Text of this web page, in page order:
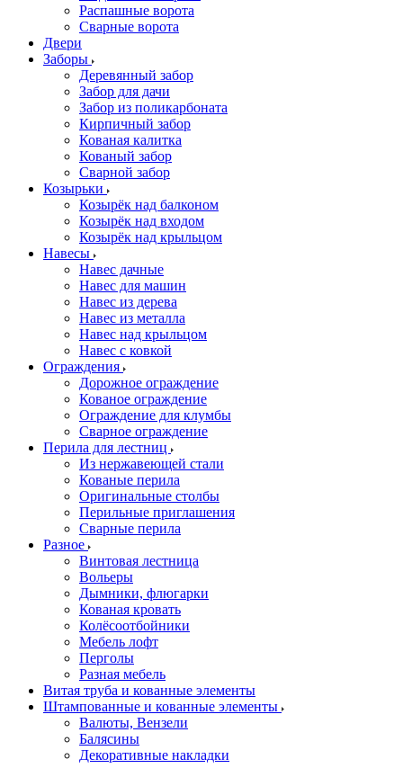
Распашные ворота
Сварные ворота
Двери
Заборы
Деревянный забор
Забор для дачи
Забор из поликарбоната
Кирпичный забор
Кованая калитка
Кованый забор
Сварной забор
Козырьки
Козырёк над балконом
Козырёк над входом
Козырёк над крыльцом
Навесы
Навес дачные
Навес для машин
Навес из дерева
Навес из металла
Навес над крыльцом
Навес с ковкой
Ограждения
Дорожное ограждение
Кованое ограждение
Ограждение для клумбы
Сварное ограждение
Перила для лестниц
Из нержавеющей стали
Кованые перила
Оригинальные столбы
Перильные приглашения
Сварные перила
Разное
Винтовая лестница
Вольеры
Дымники, флюгарки
Кованая кровать
Колёсоотбойники
Мебель лофт
Перголы
Разная мебель
Витая труба и кованные элементы
Штампованные и кованные элементы
Валюты, Вензели
Балясины
Декоративные накладки